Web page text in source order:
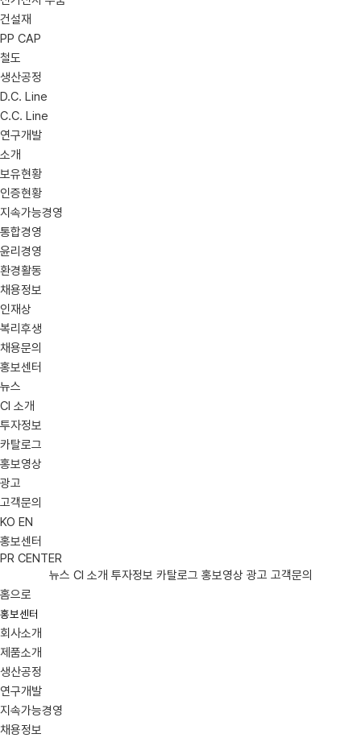
건설재
PP CAP
철도
생산공정
D.C. Line
C.C. Line
연구개발
소개
보유현황
인증현황
지속가능경영
통합경영
윤리경영
환경활동
채용정보
인재상
복리후생
채용문의
홍보센터
뉴스
CI 소개
투자정보
카탈로그
홍보영상
광고
고객문의
KO EN
홍보센터
PR CENTER
뉴스 CI 소개 투자정보 카탈로그 홍보영상 광고 고객문의
홈으로
홍보센터
회사소개
제품소개
생산공정
연구개발
지속가능경영
채용정보